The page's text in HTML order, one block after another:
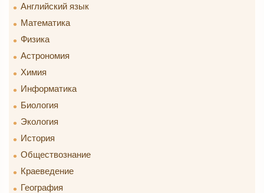
Английский язык
Математика
Физика
Астрономия
Химия
Информатика
Биология
Экология
История
Обществознание
Краеведение
География